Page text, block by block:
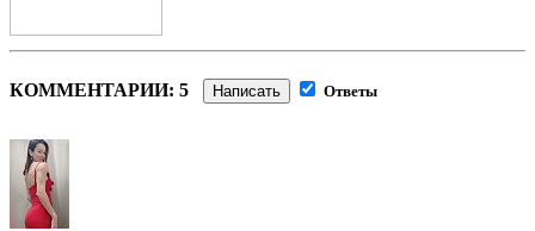
КОММЕНТАРИИ: 5 Написать Ответы